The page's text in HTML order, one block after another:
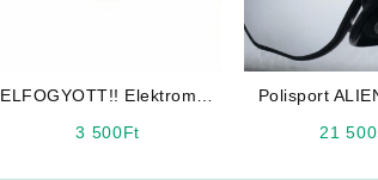
ELFOGYOTT!! Elektromos
3 500Ft
Polisport
21 500